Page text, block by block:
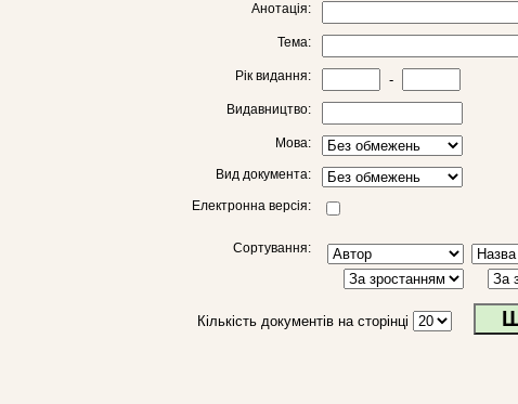
Анотація:
Тема:
Рік видання: -
Видавництво:
Мова:
Вид документа:
Електронна версія:
Сортування:
Кількість документів на сторінці